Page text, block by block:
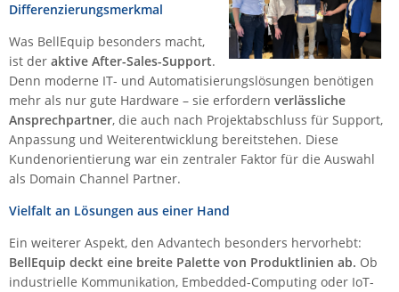
Raritan
Riello UPS
Server Technology
Siretta
SIRIO Antenne
Sunbird
Tactical Software
TEKTELIC
Teltonika
Unwired Networks
Differenzierungsmerkmal
Was BellEquip besonders macht,
ist der aktive After-Sales-Support.
Denn moderne IT- und Automatisierungslösungen benötigen
mehr als nur gute Hardware – sie erfordern verlässliche
Ansprechpartner, die auch nach Projektabschluss für Support,
Anpassung und Weiterentwicklung bereitstehen. Diese
Kundenorientierung war ein zentraler Faktor für die Auswahl
als Domain Channel Partner.
Vielfalt an Lösungen aus einer Hand
Ein weiterer Aspekt, den Advantech besonders hervorhebt:
BellEquip deckt eine breite Palette von Produktlinien ab. Ob
industrielle Kommunikation, Embedded-Computing oder IoT-